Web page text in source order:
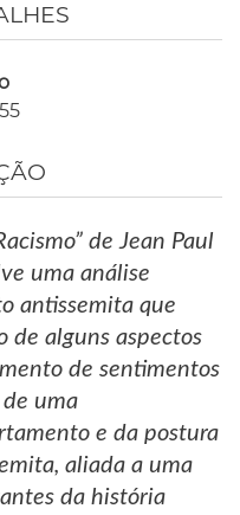
de Jean Paul
uma análise
antissemita que
de alguns aspectos
de sentimentos
uma
e da postura
aliada a uma
da história